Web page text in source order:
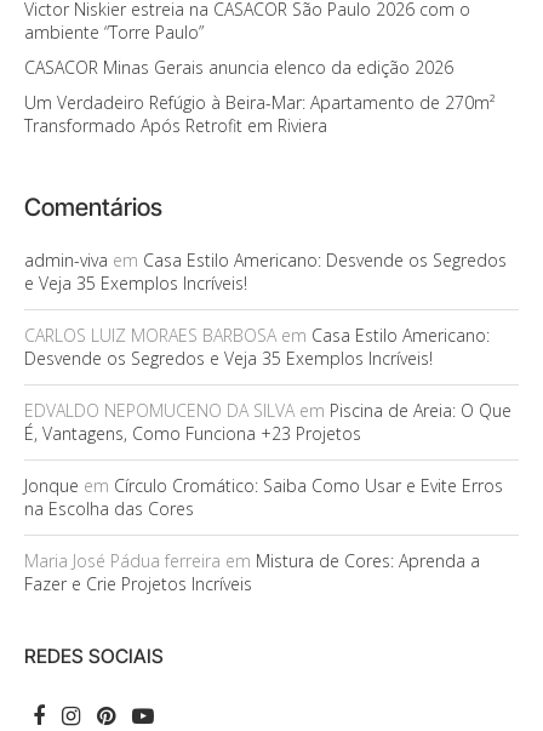
Victor Niskier estreia na CASACOR São Paulo 2026 com o
ambiente “Torre Paulo”
CASACOR Minas Gerais anuncia elenco da edição 2026
Um Verdadeiro Refúgio à Beira-Mar: Apartamento de 270m²
Transformado Após Retrofit em Riviera
Comentários
admin-viva em Casa Estilo Americano: Desvende os Segredos
e Veja 35 Exemplos Incríveis!
CARLOS LUIZ MORAES BARBOSA em Casa Estilo Americano:
Desvende os Segredos e Veja 35 Exemplos Incríveis!
EDVALDO NEPOMUCENO DA SILVA em Piscina de Areia: O Que
É, Vantagens, Como Funciona +23 Projetos
Jonque em Círculo Cromático: Saiba Como Usar e Evite Erros
na Escolha das Cores
Maria José Pádua ferreira em Mistura de Cores: Aprenda a
Fazer e Crie Projetos Incríveis
REDES SOCIAIS